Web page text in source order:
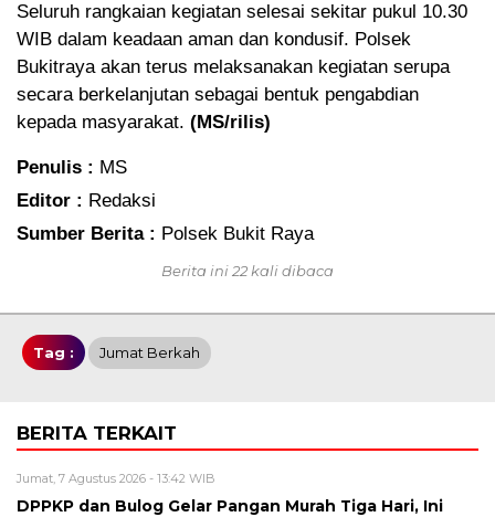
Seluruh rangkaian kegiatan selesai sekitar pukul 10.30
WIB dalam keadaan aman dan kondusif. Polsek
Bukitraya akan terus melaksanakan kegiatan serupa
secara berkelanjutan sebagai bentuk pengabdian
kepada masyarakat. (MS/rilis)
Penulis : MS
Editor : Redaksi
Sumber Berita : Polsek Bukit Raya
Berita ini 22 kali dibaca
Tag : Jumat Berkah
BERITA TERKAIT
Jumat, 7 Agustus 2026 - 13:42 WIB
DPPKP dan Bulog Gelar Pangan Murah Tiga Hari, Ini